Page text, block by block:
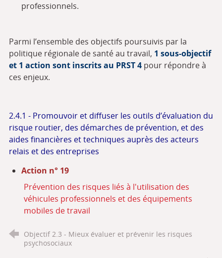
professionnels.
Parmi l’ensemble des objectifs poursuivis par la
politique régionale de santé au travail, 1 sous-objectif
et 1 action sont inscrits au PRST 4pour répondre à
ces enjeux.
2.4.1 - Promouvoir et diffuser les outils d’évaluation du
risque routier, des démarches de prévention, et des
aides financières et techniques auprès des acteurs
relais et des entreprises
Action n° 19
Prévention des risques liés à l'utilisation des
véhicules professionnels et des équipements
mobiles de travail
Objectif 2.3 - Mieux évaluer et prévenir les risques
psychosociaux